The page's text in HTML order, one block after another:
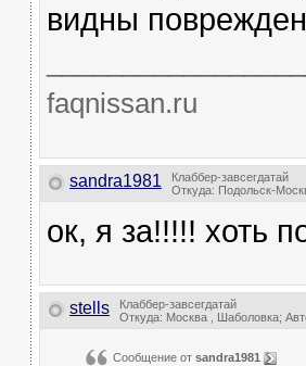
видны
faqnissan.ru
sandra1981
Клаббер-завсегдатай
Откуда: Подольск-
ок, я за!!!!! хоть
stells
Клаббер-завсегдатай
Откуда: Москва , Шаболовка;
Сообщение от sandra1981